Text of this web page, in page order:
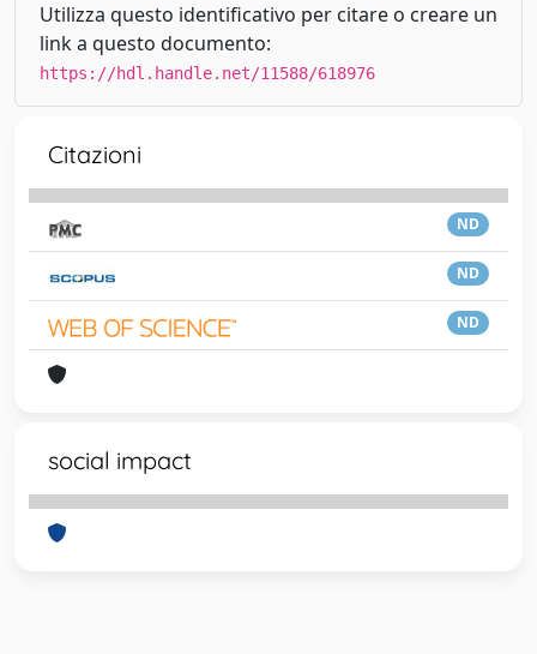
Utilizza questo identificativo per citare o creare un
link a questo documento:
https://hdl.handle.net/11588/618976
Citazioni
ND
ND
ND
social impact